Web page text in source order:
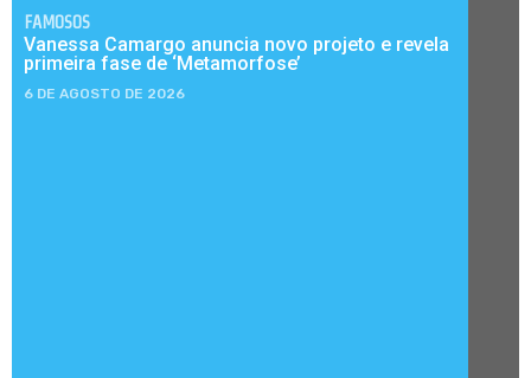
FAMOSOS
Vanessa Camargo anuncia novo projeto e revela
primeira fase de ‘Metamorfose’
6 DE AGOSTO DE 2026